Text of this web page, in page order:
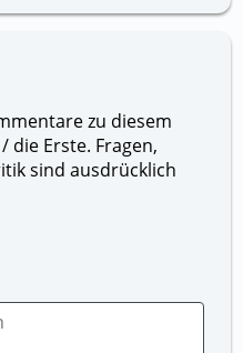
zu diesem
die Erste. Fragen,
sind ausdrücklich